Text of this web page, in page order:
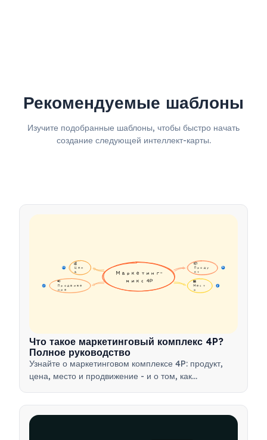
Рекомендуемые шаблоны
Изучите подобранные шаблоны, чтобы быстро начать
создание следующей интеллект-карты.
📦
Проду
кт
16
💰
Цен
а
16
🏪
Мест
о
17
📢
Продвиже
ние
17
Маркетинг-
микс 4P
Что такое маркетинговый комплекс 4P?
Полное руководство
Узнайте о маркетинговом комплексе 4P: продукт,
цена, место и продвижение - и о том, как